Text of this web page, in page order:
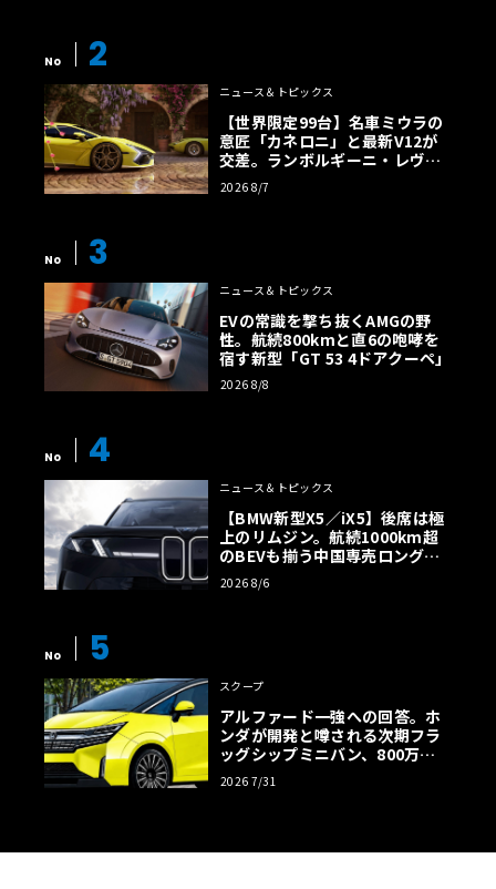
No 2
ニュース＆トピックス
【世界限定99台】名車ミウラの
意匠「カネロニ」と最新V12が
交差。ランボルギーニ・レヴエ
ルトに60周年記念車が登場
2026 8/7
No 3
ニュース＆トピックス
EVの常識を撃ち抜くAMGの野
性。航続800kmと直6の咆哮を
宿す新型「GT 53 4ドアクーペ」
2026 8/8
No 4
ニュース＆トピックス
【BMW新型X5／iX5】後席は極
上のリムジン。航続1000km超
のBEVも揃う中国専売ロング仕
様の全貌
2026 8/6
No 5
スクープ
アルファード一強への回答。ホ
ンダが開発と噂される次期フラ
ッグシップミニバン、800万円
超の勝算【予想CG】
2026 7/31